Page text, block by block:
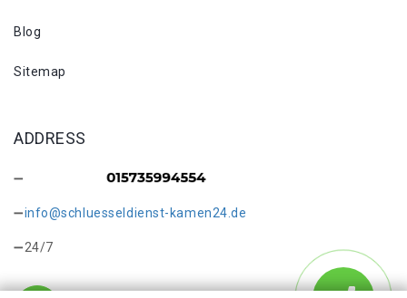
Blog
Sitemap
ADDRESS
info@schluesseldienst-kamen24.de
24/7